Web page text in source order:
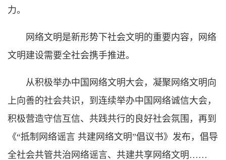
力。
网络文明是新形势下社会文明的重要内容，网络
文明建设需要全社会携手推进。
从积极举办中国网络文明大会，凝聚网络文明向
上向善的社会共识，到连续举办中国网络诚信大会，
积极营造守信互信、共践共行的良好社会氛围，再到
《“抵制网络谣言 共建网络文明”倡议书》发布，倡导
全社会共管共治网络谣言、共建共享网络文明……